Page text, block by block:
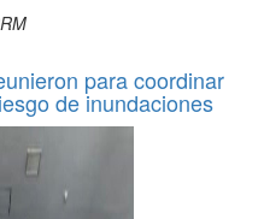
para coordinar
de inundaciones